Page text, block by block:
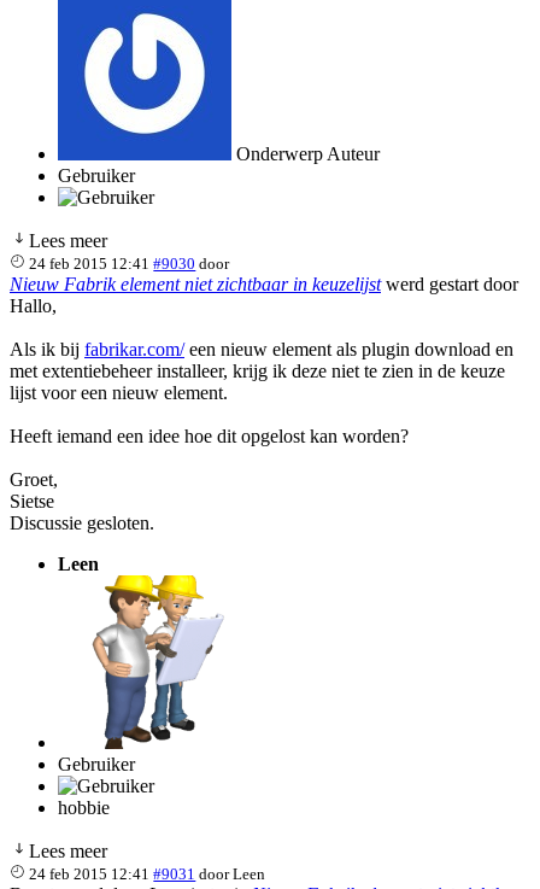
Onderwerp Auteur
Gebruiker
Lees meer
24 feb 2015 12:41 #9030 door
Nieuw Fabrik element niet zichtbaar in keuzelijstwerd gestart door
Hallo,
Als ik bij fabrikar.com/een nieuw element als plugin download en
met extentiebeheer installeer, krijg ik deze niet te zien in de keuze
lijst voor een nieuw element.
Heeft iemand een idee hoe dit opgelost kan worden?
Groet,
Sietse
Discussie gesloten.
Leen
Gebruiker
hobbie
Lees meer
24 feb 2015 12:41 #9031 doorLeen